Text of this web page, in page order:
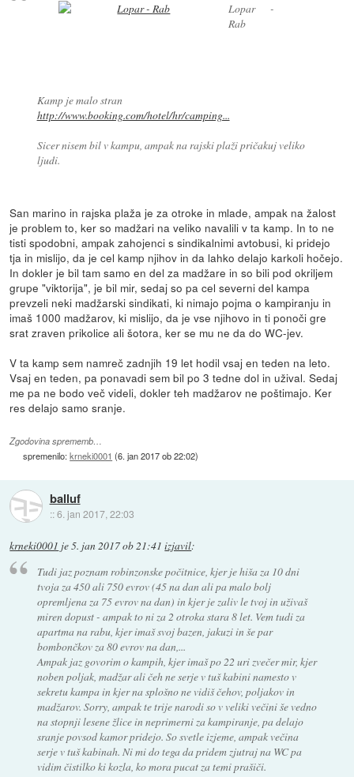
Lopar -
Rab
Kamp je malo stran
http://www.booking.com/hotel/hr/camping...
Sicer nisem bil v kampu, ampak na rajski plaži pričakuj veliko
ljudi.
San marino in rajska plaža je za otroke in mlade, ampak na žalost
je problem to, ker so madžari na veliko navalili v ta kamp. In to ne
tisti spodobni, ampak zahojenci s sindikalnimi avtobusi, ki pridejo
tja in mislijo, da je cel kamp njihov in da lahko delajo karkoli hočejo.
In dokler je bil tam samo en del za madžare in so bili pod okriljem
grupe "viktorija", je bil mir, sedaj so pa cel severni del kampa
prevzeli neki madžarski sindikati, ki nimajo pojma o kampiranju in
imaš 1000 madžarov, ki mislijo, da je vse njihovo in ti ponoči gre
srat zraven prikolice ali šotora, ker se mu ne da do WC-jev.
V ta kamp sem namreč zadnjih 19 let hodil vsaj en teden na leto.
Vsaj en teden, pa ponavadi sem bil po 3 tedne dol in užival. Sedaj
me pa ne bodo več videli, dokler teh madžarov ne poštimajo. Ker
res delajo samo sranje.
Zgodovina sprememb…
spremenilo:krneki0001 (6. jan 2017 ob 22:02)
balluf
::6. jan 2017, 22:03
krneki0001 je5. jan 2017 ob 21:41 izjavil:
Tudi jaz poznam robinzonske počitnice, kjer je hiša za 10 dni
tvoja za 450 ali 750 evrov (45 na dan ali pa malo bolj
opremljena za 75 evrov na dan) in kjer je zaliv le tvoj in uživaš
miren dopust - ampak to ni za 2 otroka stara 8 let. Vem tudi za
apartma na rabu, kjer imaš svoj bazen, jakuzi in še par
bombončkov za 80 evrov na dan,...
Ampak jaz govorim o kampih, kjer imaš po 22 uri zvečer mir, kjer
noben poljak, madžar ali čeh ne serje v tuš kabini namesto v
sekretu kampa in kjer na splošno ne vidiš čehov, poljakov in
madžarov. Sorry, ampak te trije narodi so v veliki večini še vedno
na stopnji lesene žlice in neprimerni za kampiranje, pa delajo
sranje povsod kamor pridejo. So svetle izjeme, ampak večina
serje v tuš kabinah. Ni mi do tega da pridem zjutraj na WC pa
vidim čistilko ki kozla, ko mora pucat za temi prašiči.